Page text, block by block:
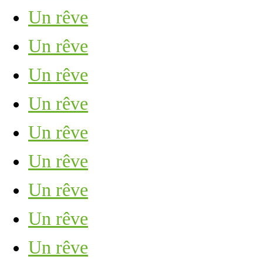
Un rêve
Un rêve
Un rêve
Un rêve
Un rêve
Un rêve
Un rêve
Un rêve
Un rêve